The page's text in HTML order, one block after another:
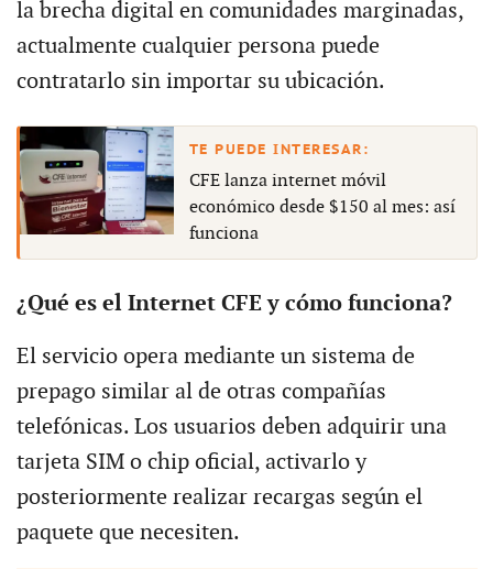
la brecha digital en comunidades marginadas,
actualmente cualquier persona puede
contratarlo sin importar su ubicación.
CFE lanza internet móvil
económico desde $150 al mes: así
funciona
¿Qué es el Internet CFE y cómo funciona?
El servicio opera mediante un sistema de
prepago similar al de otras compañías
telefónicas. Los usuarios deben adquirir una
tarjeta SIM o chip oficial, activarlo y
posteriormente realizar recargas según el
paquete que necesiten.